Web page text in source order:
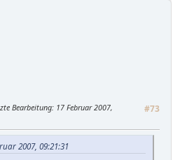
#73
Bearbeitung: 17 Februar 2007,
2007, 09:21:31